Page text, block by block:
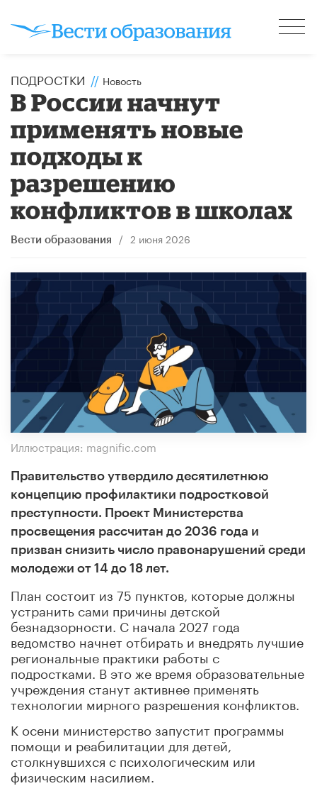
ПОДРОСТКИ // Новость
В России начнут
применять новые
подходы к
разрешению
конфликтов в школах
Вести образования / 2 июня 2026
Иллюстрация: magnific.com
Правительство утвердило десятилетнюю
концепцию профилактики подростковой
преступности. Проект Министерства
просвещения рассчитан до 2036 года и
призван снизить число правонарушений среди
молодежи от 14 до 18 лет.
План состоит из 75 пунктов, которые должны
устранить сами причины детской
безнадзорности. С начала 2027 года
ведомство начнет отбирать и внедрять лучшие
региональные практики работы с
подростками. В это же время образовательные
учреждения станут активнее применять
технологии мирного разрешения конфликтов.
К осени министерство запустит программы
помощи и реабилитации для детей,
столкнувшихся с психологическим или
физическим насилием.